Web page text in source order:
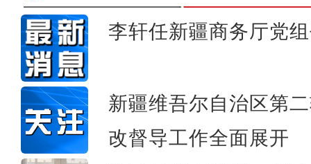
李轩任新疆商务厅党
新疆维吾尔自治区第
改督导工作全面展开